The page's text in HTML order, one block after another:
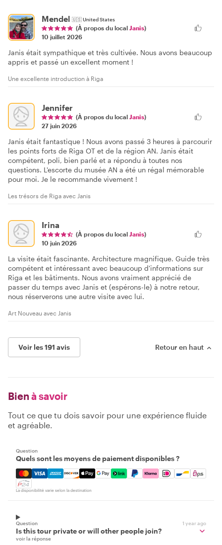
Mendel 🇺🇸United States
(À propos du local Janis)
10 juillet 2026
Janis était sympathique et très cultivée. Nous avons beaucoup
appris et passé un excellent moment !
Une excellente introduction à Riga
Jennifer
(À propos du local Janis)
27 juin 2026
Janis était fantastique ! Nous avons passé 3 heures à parcourir
les points forts de Riga OT et de la région AN. Janis était
compétent, poli, bien parlé et a répondu à toutes nos
questions. L'escorte du musée AN a été un régal mémorable
pour moi. Je le recommande vivement !
Les trésors de Riga avec Janis
Irina
(À propos du local Janis)
10 juin 2026
La visite était fascinante. Architecture magnifique. Guide très
compétent et intéressant avec beaucoup d'informations sur
Riga et les bâtiments. Nous avons vraiment apprécié de
passer du temps avec Janis et (espérons-le) à notre retour,
nous réserverons une autre visite avec lui.
Art Nouveau avec Janis
Voir les 191 avis Retour en haut
Bien à savoir
Tout ce que tu dois savoir pour une expérience fluide
et agréable.
Question
Quels sont les moyens de paiement disponibles ?
Mastercard, Visa, Amex, Discover, Apple Pay, Google
La disponibilité varie selon la destination
Question 1 year ago
Is this tour private or will other people join?
voir la réponse